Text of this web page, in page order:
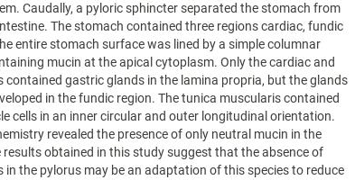
Caudally, a pyloric sphincter separated the stomach from
The stomach contained three regions cardiac, fundic
entire stomach surface was lined by a simple columnar
mucin at the apical cytoplasm. Only the cardiac and
contained gastric glands in the lamina propria, but the glands
in the fundic region. The tunica muscularis contained
cells in an inner circular and outer longitudinal orientation.
revealed the presence of only neutral mucin in the
results obtained in this study suggest that the absence of
in the pylorus may be an adaptation of this species to reduce